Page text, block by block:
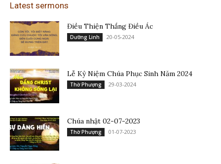
Latest sermons
Điều Thiện Thắng Điều Ác
Dưỡng Linh 20-05-2024
Lễ Kỷ Niệm Chúa Phục Sinh Năm 2024
Thờ Phượng 29-03-2024
Chúa nhật 02-07-2023
Thờ Phượng 01-07-2023